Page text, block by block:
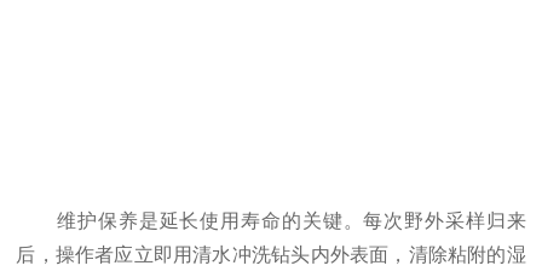
维护保养是延长使用寿命的关键。每次野外采样归来
后，操作者应立即用清水冲洗钻头内外表面，清除粘附的湿